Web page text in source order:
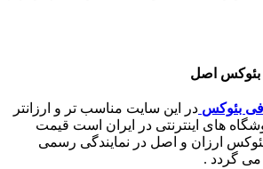
بئوکس اصل
بئوکس در این سایت مناسب تر و ارزانتر
های اینترنتی در ایران است قیمت
ارزان و اصل در نمایندگی رسمی
گردد .